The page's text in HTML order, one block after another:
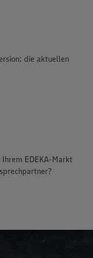
die aktuellen
EDEKA-Markt